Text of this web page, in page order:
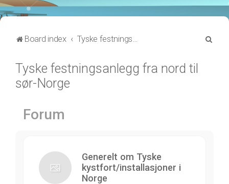
Board index Tyske festningsanlegg fra nord til sør-Norge
Tyske festningsanlegg fra nord til
sør-Norge
Forum
Generelt om Tyske
kystfort/installasjoner i
Norge